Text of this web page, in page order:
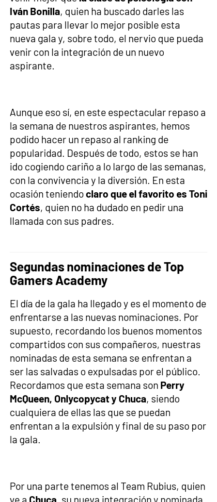
Iván Bonilla, quien ha buscado darles las
pautas para llevar lo mejor posible esta
nueva gala y, sobre todo, el nervio que pueda
venir con la integración de un nuevo
aspirante.
Aunque eso sí, en este espectacular repaso a
la semana de nuestros aspirantes, hemos
podido hacer un repaso al ranking de
popularidad. Después de todo, estos se han
ido cogiendo cariño a lo largo de las semanas,
con la convivencia y la diversión. En esta
ocasión teniendo claro que el favorito es Toni
Cortés, quien no ha dudado en pedir una
llamada con sus padres.
Segundas nominaciones de Top
Gamers Academy
El día de la gala ha llegado y es el momento de
enfrentarse a las nuevas nominaciones. Por
supuesto, recordando los buenos momentos
compartidos con sus compañeros, nuestras
nominadas de esta semana se enfrentan a
ser las salvadas o expulsadas por el público.
Recordamos que esta semana son Perry
McQueen, Onlycopycat y Chuca, siendo
cualquiera de ellas las que se puedan
enfrentan a la expulsión y final de su paso por
la gala.
Por una parte tenemos al Team Rubius, quien
ve a Chuca , su nueva integración y nominada